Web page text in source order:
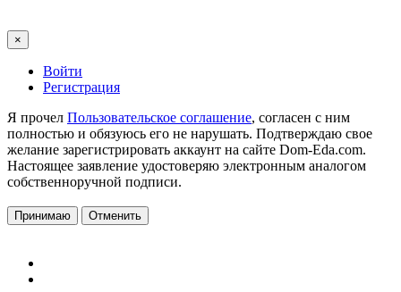
×
Войти
Регистрация
Я прочел Пользовательское соглашение, согласен с ним
полностью и обязуюсь его не нарушать. Подтверждаю свое
желание зарегистрировать аккаунт на сайте Dom-Eda.com.
Настоящее заявление удостоверяю электронным аналогом
собственноручной подписи.
Принимаю Отменить